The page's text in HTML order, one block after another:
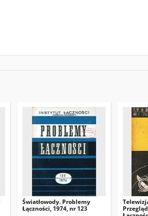
Światłowody. Problemy
Łączności, 1974, nr 123